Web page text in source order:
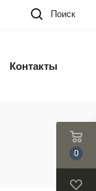
Поиск
Контакты
0